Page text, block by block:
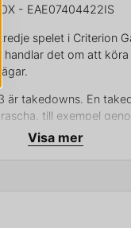
- EAE07404422IS
spelet i Criterion
handlar det om att
är takedowns. En
till exempel
får han sin
förloras en
sin
Visa mer
produkten...